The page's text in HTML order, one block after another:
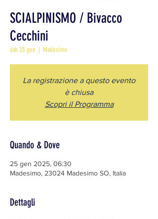
SCIALPINISMO / Bivacco
Cecchini
sab 25 gen
  |
Madesimo
La registrazione a questo evento
è chiusa
Scopri il Programma
Quando & Dove
25 gen 2025, 06:30
Madesimo, 23024 Madesimo SO, Italia
Dettagli